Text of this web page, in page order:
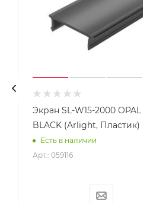
Экран SL-W15-2000 OPAL
BLACK (Arlight, Пластик)
Есть в наличии
Арт.: 059116